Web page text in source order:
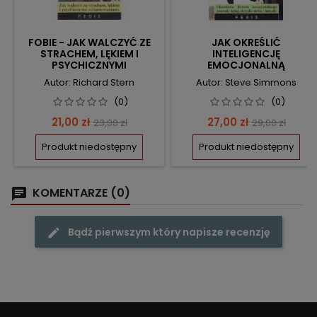
FOBIE - JAK WALCZYĆ ZE
STRACHEM, LĘKIEM I
PSYCHICZNYMI
ZAHAMOWANIAMI
Autor: Richard Stern
(0)
Cena
21,00 zł Cena
podstawowa
23,00 zł
Produkt niedostępny
JAK OKREŚLIĆ
INTELIGENCJĘ
EMOCJONALNĄ
Autor: Steve Simmons
(0)
Cena
27,00 zł Cena
29,00 zł
Produkt niedostępny
KOMENTARZE (0)
Bądź pierwszym który napisze recenzję